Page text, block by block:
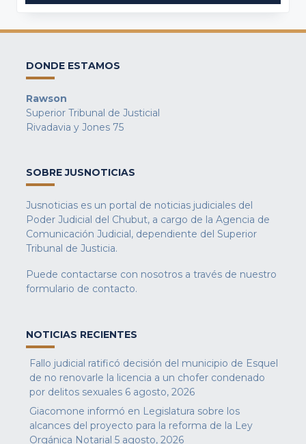
DONDE ESTAMOS
Rawson
Superior Tribunal de Justicial
Rivadavia y Jones 75
SOBRE JUSNOTICIAS
Jusnoticias es un portal de noticias judiciales del
Poder Judicial del Chubut, a cargo de la Agencia de
Comunicación Judicial, dependiente del Superior
Tribunal de Justicia.
Puede contactarse con nosotros a través de nuestro
formulario de contacto.
NOTICIAS RECIENTES
Fallo judicial ratificó decisión del municipio de Esquel
de no renovarle la licencia a un chofer condenado
por delitos sexuales 6 agosto, 2026
Giacomone informó en Legislatura sobre los
alcances del proyecto para la reforma de la Ley
Orgánica Notarial 5 agosto, 2026